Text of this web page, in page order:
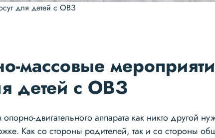
для детей с ОВЗ
массовые
детей с ОВЗ
двигательного аппарата как никто другой
Как со стороны родителей, так и со стороны